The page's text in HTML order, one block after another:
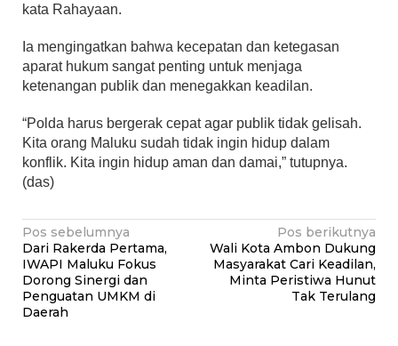
kata Rahayaan.
Ia mengingatkan bahwa kecepatan dan ketegasan
aparat hukum sangat penting untuk menjaga
ketenangan publik dan menegakkan keadilan.
“Polda harus bergerak cepat agar publik tidak gelisah.
Kita orang Maluku sudah tidak ingin hidup dalam
konflik. Kita ingin hidup aman dan damai,” tutupnya.
(das)
Navigasi
pos
Pos sebelumnya
Dari Rakerda Pertama,
IWAPI Maluku Fokus
Dorong Sinergi dan
Penguatan UMKM di
Daerah
Pos berikutnya
Wali Kota Ambon Dukung
Masyarakat Cari Keadilan,
Minta Peristiwa Hunut
Tak Terulang